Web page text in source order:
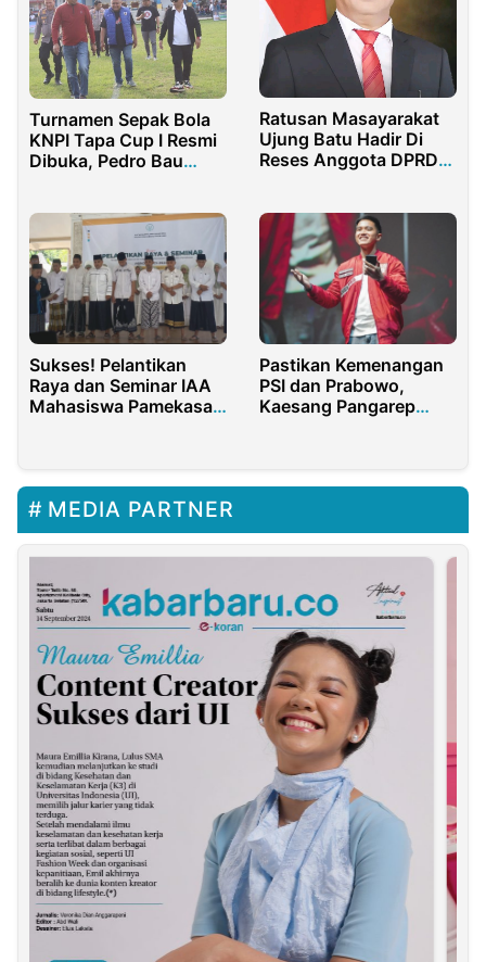
Turnamen Sepak Bola
KNPI Tapa Cup I Resmi
Dibuka, Pedro Bau
Ratusan Masayarakat
Ujung Batu Hadir Di
Reses Anggota DPRD
Sukses! Pelantikan
Raya dan Seminar IAA
Mahasiswa Pamekasan
Pastikan Kemenangan
PSI dan Prabowo,
Kaesang Pangarep
MEDIA PARTNER